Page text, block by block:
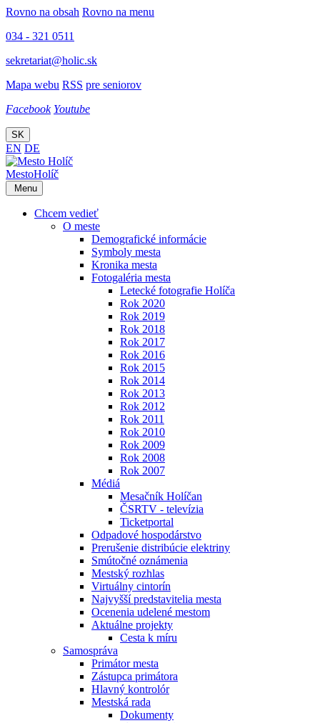
Rovno na obsah Rovno na menu
034 - 321 0511
sekretariat@holic.sk
Mapa webu RSS pre seniorov
Facebook Youtube
SK
EN DE
MestoHolíč
Menu
Chcem vedieť
O meste
Demografické informácie
Symboly mesta
Kronika mesta
Fotogaléria mesta
Letecké fotografie Holíča
Rok 2020
Rok 2019
Rok 2018
Rok 2017
Rok 2016
Rok 2015
Rok 2014
Rok 2013
Rok 2012
Rok 2011
Rok 2010
Rok 2009
Rok 2008
Rok 2007
Médiá
Mesačník Holíčan
ČSRTV - televízia
Ticketportal
Odpadové hospodárstvo
Prerušenie distribúcie elektriny
Smútočné oznámenia
Mestský rozhlas
Virtuálny cintorín
Najvyšší predstavitelia mesta
Ocenenia udelené mestom
Aktuálne projekty
Cesta k míru
Samospráva
Primátor mesta
Zástupca primátora
Hlavný kontrolór
Mestská rada
Dokumenty